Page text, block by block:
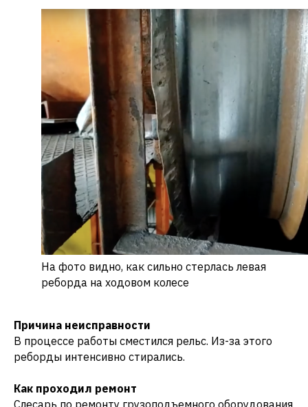
На фото видно, как сильно стерлась левая
реборда на ходовом колесе
Причина неисправности
В процессе работы сместился рельс. Из-за этого
реборды интенсивно стирались.
Как проходил ремонт
Слесарь по ремонту грузоподъемного оборудования